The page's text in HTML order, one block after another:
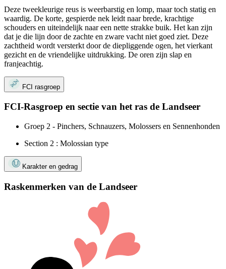
Deze tweekleurige reus is weerbarstig en lomp, maar toch statig en
waardig. De korte, gespierde nek leidt naar brede, krachtige
schouders en uiteindelijk naar een nette strakke buik. Het kan zijn
dat je die lijn door de zachte en zware vacht niet goed ziet. Deze
zachtheid wordt versterkt door de diepliggende ogen, het vierkant
gezicht en de vriendelijke uitdrukking. De oren zijn slap en
franjeachtig.
FCI rasgroep
FCI-Rasgroep en sectie van het ras de Landseer
Groep 2 - Pinchers, Schnauzers, Molossers en Sennenhonden
Section 2 : Molossian type
Karakter en gedrag
Raskenmerken van de Landseer